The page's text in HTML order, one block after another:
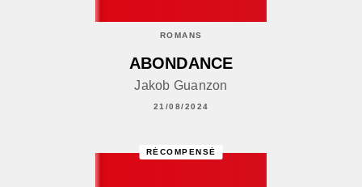
ROMANS
ABONDANCE
Jakob Guanzon
21/08/2024
RÉCOMPENSÉ